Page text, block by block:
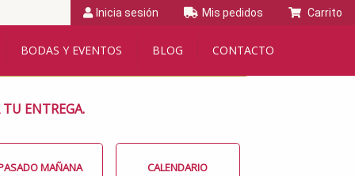
Inicia sesión Mis pedidos Carrito
BODAS Y EVENTOS BLOG CONTACTO
ENTREGA.
MAÑANA
CALENDARIO